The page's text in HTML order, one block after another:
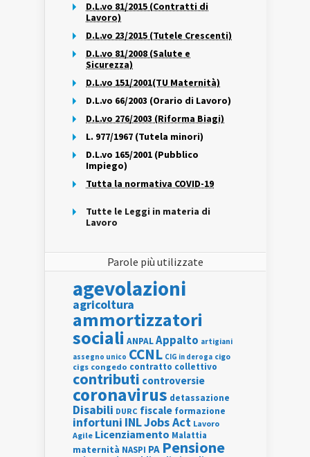
D.L.vo 81/2015 (Contratti di
Lavoro)
D.L.vo 23/2015 (Tutele Crescenti)
D.L.vo 81/2008 (Salute e
Sicurezza)
D.L.vo 151/2001(TU Maternità)
D.L.vo 66/2003 (Orario di Lavoro)
D.L.vo 276/2003 (Riforma Biagi)
L. 977/1967 (Tutela minori)
D.L.vo 165/2001 (Pubblico
Impiego)
Tutta la normativa COVID-19
Tutte le Leggi in materia di
Lavoro
Parole più utilizzate
agevolazioni
agricoltura
ammortizzatori
sociali ANPALAppalto artigiani
assegno unico CCNL CIG in deroga cigo
cigs congedo contratto collettivo
contributi controversie
coronavirus detassazione
Disabili DURC fiscale formazione
infortuni INLJobs Act Lavoro
Agile Licenziamento Malattia
maternità NASPI PA Pensione